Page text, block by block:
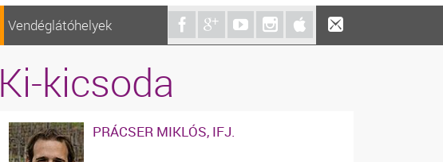
Vendéglátóhelyek
Ki-kicsoda
PRÁCSER MIKLÓS, IFJ.